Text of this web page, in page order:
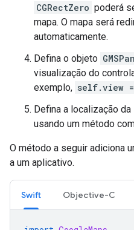
CGRectZero poderá
mapa. O mapa será
automaticamente.
Defina o objeto
visualização do
exemplo, self.view =
Defina a localização
usando um método
O método a seguir adiciona
a um aplicativo.
Swift Objective-C